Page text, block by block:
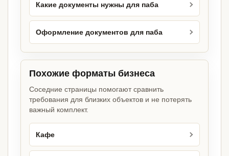
Какие документы нужны для паба
Оформление документов для паба
Похожие форматы бизнеса
Соседние страницы помогают сравнить
требования для близких объектов и не потерять
важный комплект.
Кафе